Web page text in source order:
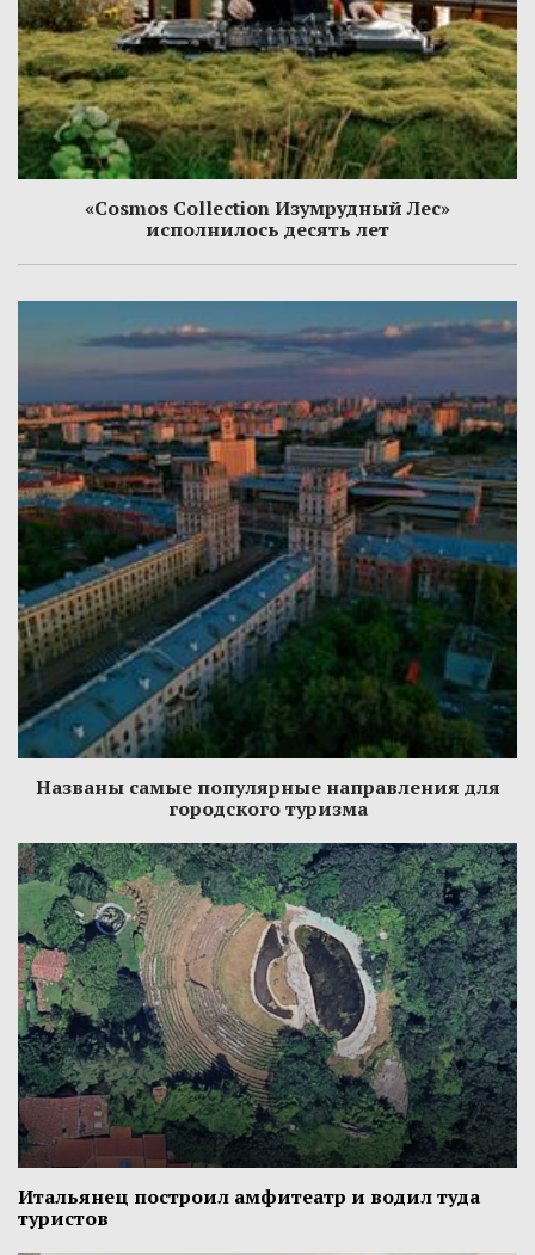
«Cosmos Collection Изумрудный Лес»
исполнилось десять лет
Названы самые популярные направления для
городского туризма
Итальянец построил амфитеатр и водил туда
туристов